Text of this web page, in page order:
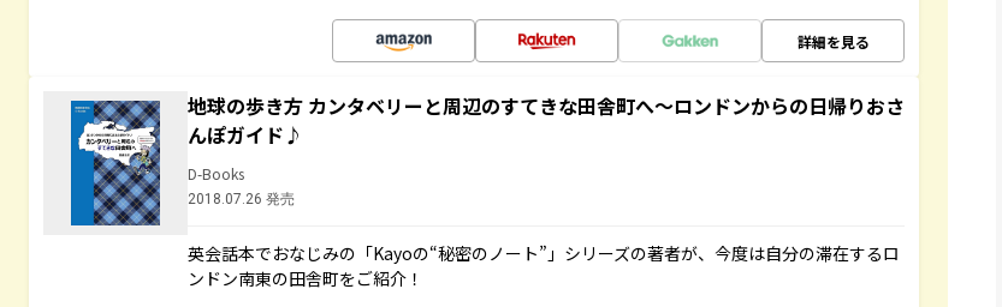
詳細を見る
地球の歩き方 カンタベリーと周辺のすてきな田舎町へ～ロンドンからの日帰りおさ
んぽガイド♪
D-Books
2018.07.26 発売
英会話本でおなじみの「Kayoの“秘密のノート”」シリーズの著者が、今度は自分の滞在するロ
ンドン南東の田舎町をご紹介！